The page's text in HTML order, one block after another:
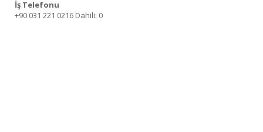
İş Telefonu
+90 031 221 0216 Dahili: 0